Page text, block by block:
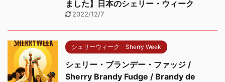
ました】日本のシェリー・ウィーク
2022/12/7
シェリーウィーク Sherry Week
シェリー・ブランデー・ファッジ /
Sherry Brandy Fudge / Brandy de